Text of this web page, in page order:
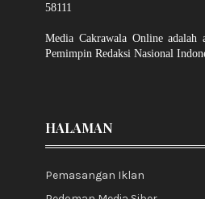
58111
Media Cakrawala Online adalah
Pemimpin Redaksi Nasional
HALAMAN
Pemasangan Iklan